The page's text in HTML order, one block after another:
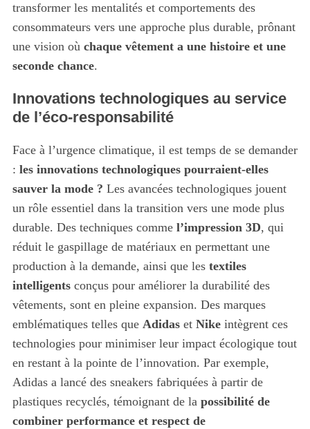
transformer les mentalités et comportements des
consommateurs vers une approche plus durable, prônant
une vision où chaque vêtement a une histoire et une
seconde chance.
Innovations technologiques au service
de l’éco-responsabilité
Face à l’urgence climatique, il est temps de se demander
: les innovations technologiques pourraient-elles
sauver la mode ? Les avancées technologiques jouent
un rôle essentiel dans la transition vers une mode plus
durable. Des techniques comme l’impression 3D, qui
réduit le gaspillage de matériaux en permettant une
production à la demande, ainsi que les textiles
intelligentsconçus pour améliorer la durabilité des
vêtements, sont en pleine expansion. Des marques
emblématiques telles que Adidaset Nikeintègrent ces
technologies pour minimiser leur impact écologique tout
en restant à la pointe de l’innovation. Par exemple,
Adidas a lancé des sneakers fabriquées à partir de
plastiques recyclés, témoignant de la possibilité de
combiner performance et respect de
S
r
c
h
r
: